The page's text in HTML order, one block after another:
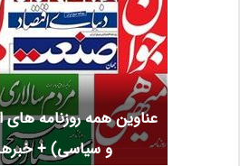
عناوین همه روزنامه های
و سیاسی) +